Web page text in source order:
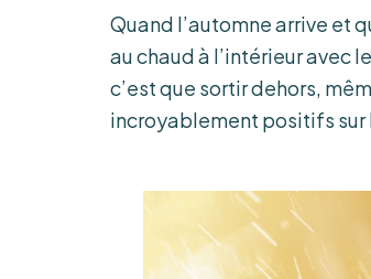
Quand l’automne arrive et
au chaud à l’intérieur avec
c’est que sortir dehors,
incroyablement positifs sur